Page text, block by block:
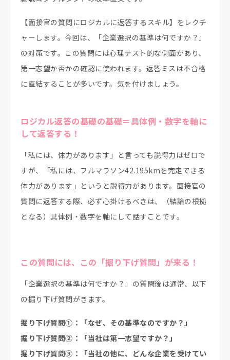
【面接官の質問にロジカルに返答するスキル】をレクチ
ャーします。今回は、「企業選択の基準は何ですか？」
の対策です。この質問には心理テスト的な側面があり、
第一志望か否かの確認に使われます。返答ミスは不合格
に直結することが多いです。気を付けましょう。
ロジカル返答の基礎の基礎＝具体例・数字を軸に
して返答する！
「私には、体力があります」と言っても説得力はゼロで
すが、「私には、フルマラソン42.195kmを完走できる
体力があります」というと説得力があります。面接官の
質問に返答する際、必ず心掛けるべきは、（結論の根拠
となる）具体例・数字を軸にして話すことです。
この質問には、この「掘り下げ質問」が来る！
「企業選択の基準は何ですか？」の質問後は通常、以下
の掘り下げ質問がきます。
掘り下げ質問①：「なぜ、その基準なのですか？」
掘り下げ質問②：「当社は第一志望ですか？」
掘り下げ質問③：「当社の他に、どんな企業を受けてい